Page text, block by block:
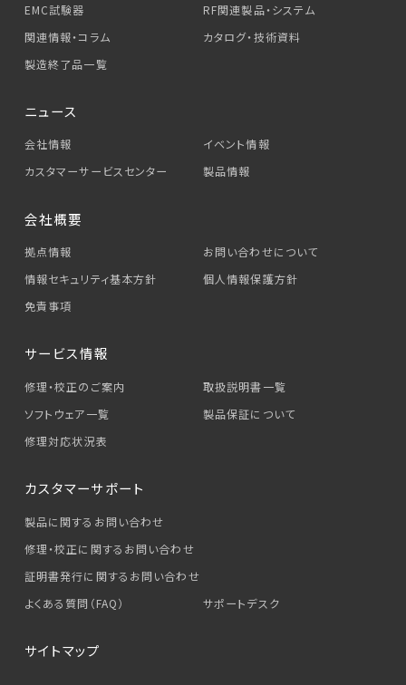
EMC試験器
RF関連製品・システム
関連情報・コラム
カタログ・技術資料
製造終了品一覧
ニュース
会社情報
イベント情報
カスタマーサービス センター 製品情報
会社概要
拠点情報
お問い合わせについて
情報セキュリティ基本方針
個人情報保護方針
免責事項
サービス情報
修理・校正のご案内
取扱説明書一覧
ソフトウェア一覧
製品保証について
修理対応状況表
カスタマーサポート
製品に関するお問い合わせ
修理・校正に関するお問い合わせ
証明書発行に関するお問い合わせ
よくある質問（FAQ）
サポートデスク
サイトマップ